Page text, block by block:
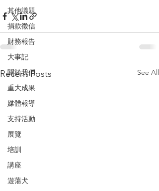
其他議題
捐款徵信
財務報告
大事記
關於我們
重大成果
媒體報導
支持活動
展覽
培訓
講座
遊蕩犬
Recent Posts See All